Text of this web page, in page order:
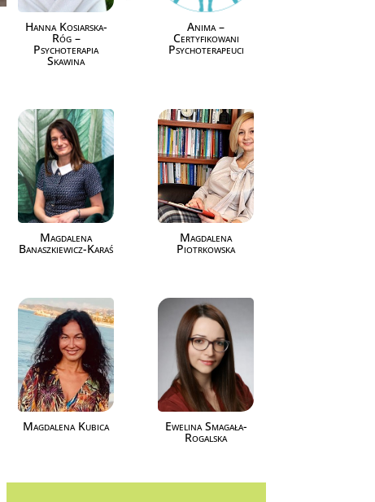
Hanna Kosiarska-
Róg –
Psychoterapia
Skawina
Anima –
Certyfikowani
Psychoterapeuci
Magdalena
Banaszkiewicz-Karaś
Magdalena
Piotrkowska
Magdalena Kubica Ewelina Smagała-
Rogalska